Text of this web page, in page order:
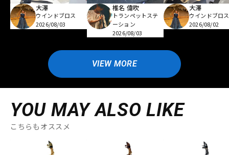
大澤
ウインドブロス
2026/08/03
椎名 偉吹
トランペットステ
ーション
2026/08/03
大澤
ウインドブロス
2026/08/02
VIEW MORE
YOU MAY ALSO LIKE
こちらもオススメ